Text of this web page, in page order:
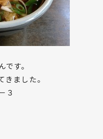
す。
ました。
３